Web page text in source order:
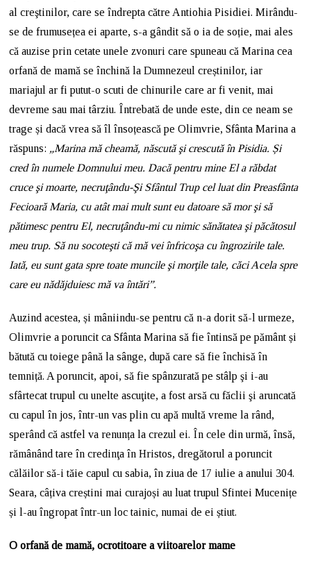
al creştinilor, care se îndrepta către Antiohia Pisidiei. Mirându-
se de frumusețea ei aparte, s-a gândit să o ia de soție, mai ales
că auzise prin cetate unele zvonuri care spuneau că Marina cea
orfană de mamă se închină la Dumnezeul creștinilor, iar
mariajul ar fi putut-o scuti de chinurile care ar fi venit, mai
devreme sau mai târziu. Întrebată de unde este, din ce neam se
trage și dacă vrea să îl însoțească pe Olimvrie, Sfânta Marina a
răspuns: „Marina mă cheamă, născută şi crescută în Pisidia. Și
cred în numele Domnului meu. Dacă pentru mine El a răbdat
cruce şi moarte, necruţându-Şi Sfântul Trup cel luat din Preasfânta
Fecioară Maria, cu atât mai mult sunt eu datoare să mor şi să
pătimesc pentru El, necruţându-mi cu nimic sănătatea şi păcătosul
meu trup. Să nu socoteşti că mă vei înfricoşa cu îngrozirile tale.
Iată, eu sunt gata spre toate muncile şi morţile tale, căci Acela spre
care eu nădăjduiesc mă va întări”.
Auzind acestea, și mâniindu-se pentru că n-a dorit să-l urmeze,
Olimvrie a poruncit ca Sfânta Marina să fie întinsă pe pământ și
bătută cu toiege până la sânge, după care să fie închisă în
temniță. A poruncit, apoi, să fie spânzurată pe stâlp şi i-au
sfârtecat trupul cu unelte ascuţite, a fost arsă cu făclii şi aruncată
cu capul în jos, într-un vas plin cu apă multă vreme la rând,
sperând că astfel va renunța la crezul ei. În cele din urmă, însă,
rămânând tare în credinţa în Hristos, dregătorul a poruncit
călăilor să-i tăie capul cu sabia, în ziua de 17 iulie a anului 304.
Seara, câțiva creștini mai curajoși au luat trupul Sfintei Mucenițe
și l-au îngropat într-un loc tainic, numai de ei știut.
O orfană de mamă, ocrotitoare a viitoarelor mame